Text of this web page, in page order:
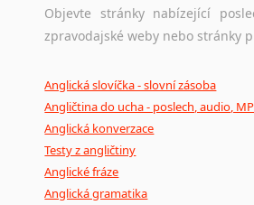
Objevte stránky nabízející
zpravodajské weby nebo stránky
Anglická slovíčka - slovní zásoba
Angličtina do ucha - poslech, audio,
Anglická konverzace
Testy z angličtiny
Anglické fráze
Anglická gramatika